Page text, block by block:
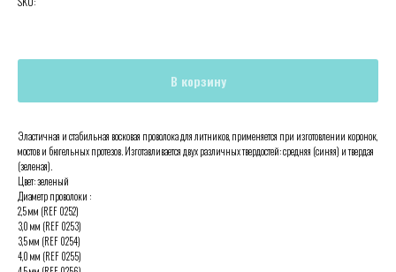
В корзину
Эластичная и стабильная восковая проволока для литников, применяется при изготовлении коронок,
мостов и бюгельных протезов. Изготавливается двух различных твердостей: средняя (синяя) и твердая
(зеленая).
Цвет: зеленый
Диаметр проволоки :
2,5 мм (REF 0252)
3,0 мм (REF 0253)
3,5 мм (REF 0254)
4,0 мм (REF 0255)